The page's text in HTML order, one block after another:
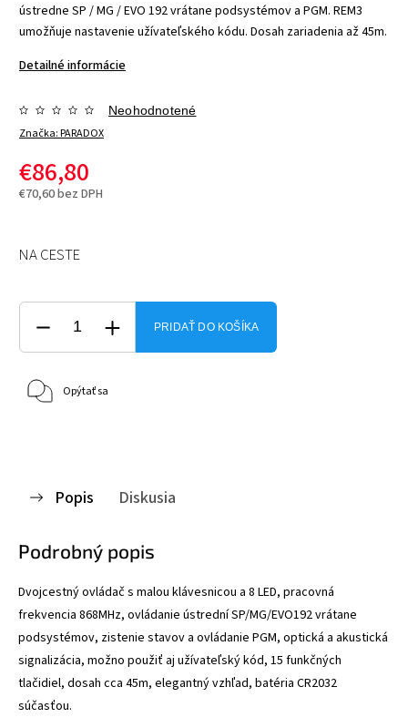
ústredne SP / MG / EVO 192 vrátane podsystémov a PGM. REM3
umožňuje nastavenie užívateľského kódu. Dosah zariadenia až 45m.
Detailné informácie
Značka:PARADOX
Neohodnotené
€86,80
€70,60 bez DPH
NA CESTE
PRIDAŤ DO KOŠÍKA
Opýtať sa
Popis Diskusia
Podrobný popis
Dvojcestný ovládač s malou klávesnicou a 8 LED, pracovná
frekvencia 868MHz, ovládanie ústrední SP/MG/EVO192 vrátane
podsystémov, zistenie stavov a ovládanie PGM, optická a akustická
signalizácia, možno použiť aj užívateľský kód, 15 funkčných
tlačidiel, dosah cca 45m, elegantný vzhľad, batéria CR2032
súčasťou.